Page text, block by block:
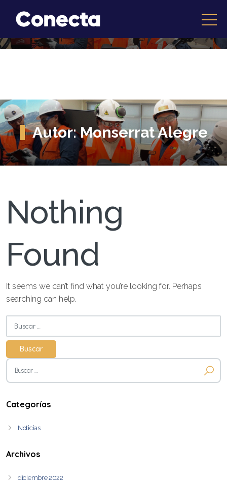
Autor:Monserrat Alegre
Nothing
Found
It seems we can’t find what you’re looking for. Perhaps
searching can help.
Buscar:
Buscar:
Categorías
Noticias
Archivos
diciembre 2022